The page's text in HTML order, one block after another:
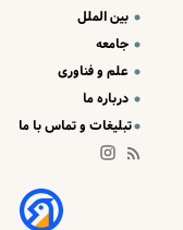
بین الملل
جامعه
علم و فناوری
درباره ما
تبلیغات و تماس با ما